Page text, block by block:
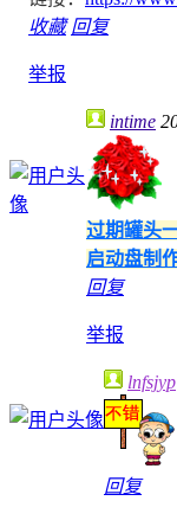
收藏 回复
举报
intime
过期罐头
启动盘制
回复
举报
lnfsjyp
回复